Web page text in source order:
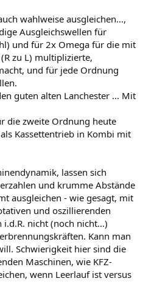
wahlweise ausgleichen...,
Ausgleichswellen für
und für 2x Omega für die mit
zu L) multiplizierte,
und für jede Ordnung
guten alten Lanchester ... Mit
die zweite Ordnung heute
Kassettentrieb in Kombi mit
lassen sich
und krumme Abstände
ausgleichen - wie gesagt, mit
und oszillierenden
nicht (noch nicht...)
Kann man
Schwierigkeit hier sind die
Maschinen, wie KFZ-
wenn Leerlauf ist versus